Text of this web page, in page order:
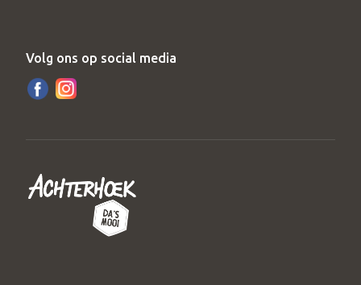
Volg ons op social media